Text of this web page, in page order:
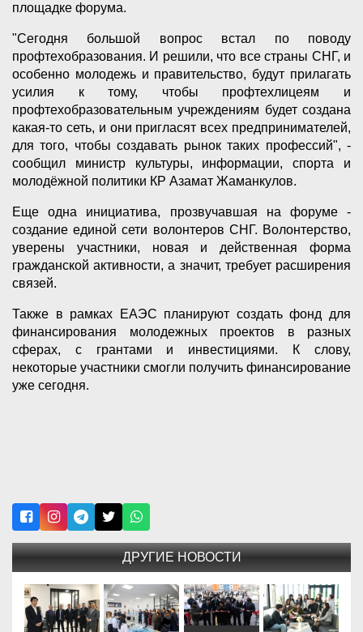
площадке форума.
"Сегодня большой вопрос встал по поводу
профтехобразования. И решили, что все страны СНГ, и
особенно молодежь и правительство, будут прилагать
усилия к тому, чтобы профтехлицеям и
профтехобразовательным учреждениям будет создана
какая-то сеть, и они пригласят всех предпринимателей,
для того, чтобы создавать рынок таких профессий", -
сообщил министр культуры, информации, спорта и
молодёжной политики КР Азамат Жаманкулов.
Еще одна инициатива, прозвучавшая на форуме -
создание единой сети волонтеров СНГ. Волонтерство,
уверены участники, новая и действенная форма
гражданской активности, а значит, требует расширения
связей.
Также в рамках ЕАЭС планируют создать фонд для
финансирования молодежных проектов в разных
сферах, с грантами и инвестициями. К слову,
некоторые участники смогли получить финансирование
уже сегодня.
ДРУГИЕ НОВОСТИ